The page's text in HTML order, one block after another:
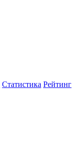
Статистика Рейтинг